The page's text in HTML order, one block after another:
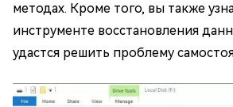
методах. Кроме того, вы также
инструменте восстановления
удастся решить проблему